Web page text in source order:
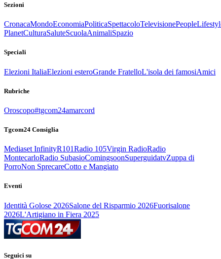
Sezioni
CronacaMondoEconomiaPoliticaSpettacoloTelevisionePeople
PlanetCulturaSaluteScuolaAnimaliSpazio
Speciali
Elezioni ItaliaElezioni esteroGrande FratelloL'isola dei famosiAmici
Rubriche
Oroscopo#tgcom24amarcord
Tgcom24 Consiglia
Mediaset InfinityR101Radio 105Virgin RadioRadio
MontecarloRadio SubasioComingsoonSuperguidatvZuppa di
PorroNon SprecareCotto e Mangiato
Eventi
Identità Golose 2026Salone del Risparmio 2026Fuorisalone
2026L'Artigiano in Fiera 2025
Seguici su